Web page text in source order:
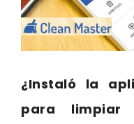
¿Instaló la
para limpiar